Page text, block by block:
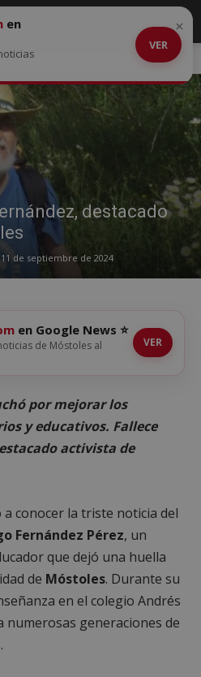
destacado
de septiembre de 2024
en
VER
×
en Google News ⭐
de Móstoles al
VER
por mejorar los
y educativos. Fallece
activista de
a conocer la triste noticia del
Fernández Pérez, un
que dejó una huella
de Móstoles. Durante su
en el colegio Andrés
numerosas generaciones de